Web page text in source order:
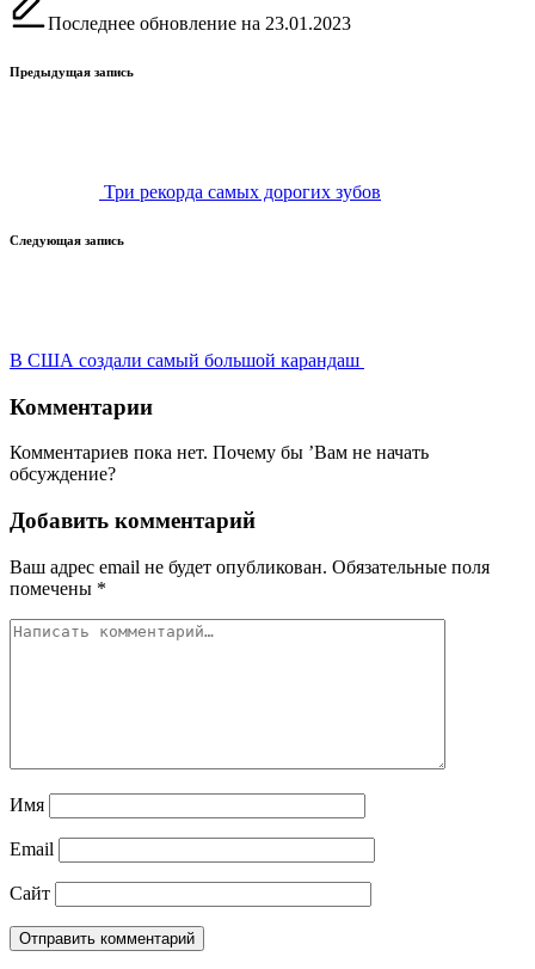
Последнее обновление на 23.01.2023
Навигация
Предыдущая запись
Три рекорда самых дорогих зубов
Следующая запись
В США создали самый большой карандаш
Комментарии
Комментариев пока нет. Почему бы ’Вам не начать
обсуждение?
Добавить комментарий
Ваш адрес email не будет опубликован. Обязательные поля
помечены *
Имя
Email
Сайт